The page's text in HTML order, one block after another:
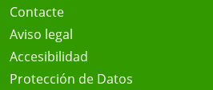
Contacte
Aviso legal
Accesibilidad
Protección de Datos